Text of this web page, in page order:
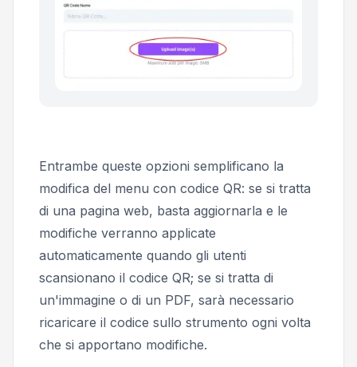
Entrambe queste opzioni semplificano la
modifica del menu con codice QR: se si tratta
di una pagina web, basta aggiornarla e le
modifiche verranno applicate
automaticamente quando gli utenti
scansionano il codice QR; se si tratta di
un'immagine o di un PDF, sarà necessario
ricaricare il codice sullo strumento ogni volta
che si apportano modifiche.